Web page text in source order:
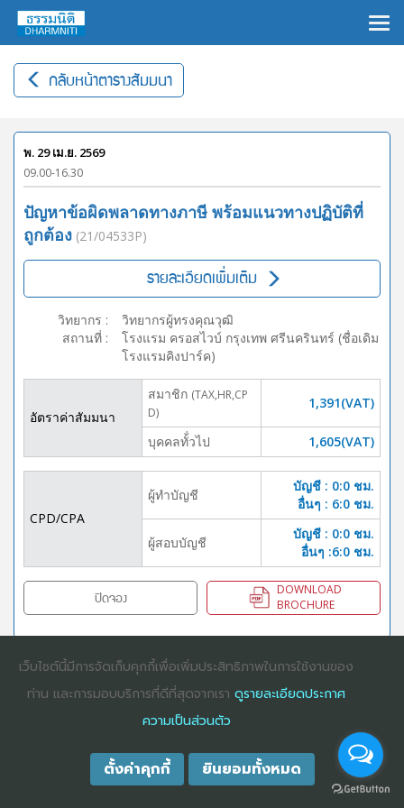
กลับหน้าตารางสัมมนา
พ. 29 เม.ย. 2569
09.00-16.30
ปัญหาข้อผิดพลาดทางภาษี พร้อมแนวทางปฏิบัติที่
ถูกต้อง (21/04533P)
รายละเอียดเพิ่มเติม
วิทยากร :
วิทยากรผู้ทรงคุณวุฒิ
สถานที่ :
โรงแรม ครอสไวบ์ กรุงเทพ ศรีนครินทร์ (ชื่อเดิม
โรงแรมคิงปาร์ค)
อัตราค่าสัมมนา
สมาชิก (TAX,HR,CP
D)
1,391(VAT)
บุคคลทั้่วไป 1,605(VAT)
CPD/CPA
ผู้ทำบัญชี
บัญชี : 0:0 ชม.
อื่นๆ : 6:0 ชม.
ผู้สอบบัญชี
บัญชี : 0:0 ชม.
อื่นๆ :6:0 ชม.
ปิดจอง
DOWNLOAD
BROCHURE
COPYRIGHT ©2025 DHARMNITI SEMINAR AND TRAINING CO., LTD
RIGHTS RESERVED. E-COMMERCIAL REGISTRATION 0105529026680
เว็บไซต์นี้มีการจัดเก็บคุกกี้เพื่อเพิ่มประสิทธิภาพในการใช้งานของ
ท่าน และการมอบบริการที่ดีที่สุดจากเรา ดูรายละเอียดประกาศ
ความเป็นส่วนตัว
ตั้งค่าคุกกี้ ยินยอมทั้งหมด
×